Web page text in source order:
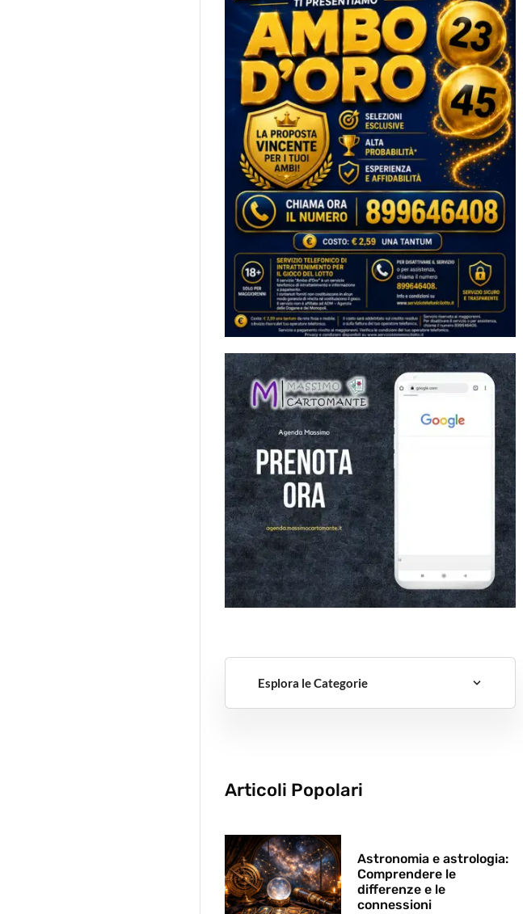
Esplora le Categorie
Articoli Popolari
Astronomia e astrologia:
Comprendere le
differenze e le
connessioni